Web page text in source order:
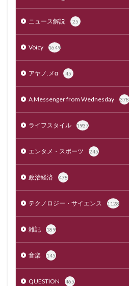
ニュース解説 25
Voicy 1649
アヤノ.メα 45
A Messenger from Wednesday 378
ライフスタイル 1937
エンタメ・スポーツ 245
政治経済 478
テクノロジー・サイエンス 1128
雑記 189
音楽 145
QUESTION 465